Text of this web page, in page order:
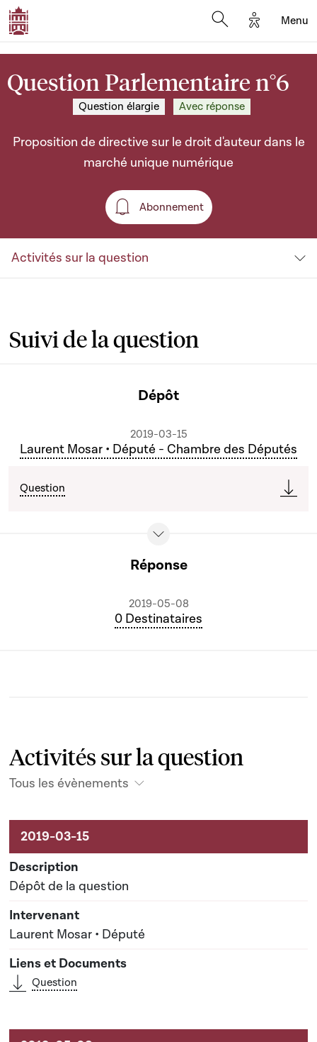
Options
Menu
Question Parlementaire n°6
Question élargie Avec réponse
Proposition de directive sur le droit d'auteur dans le
marché unique numérique
Abonnement
Abonnement
Activités sur la question
Suivi de la question
Dépôt
2019-03-15
Laurent Mosar • Député - Chambre des Députés
Question
Réponse
2019-05-08
0 Destinataires
Activités sur la question
Tous les évènements
Activités liées au dossier
Dépôt de la question
Laurent Mosar • Député
Question